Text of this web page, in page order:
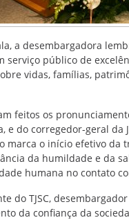
a desembargadora
serviço público de
vidas, famílias,
feitos os
e do corregedor-geral da
marca o início efetivo
da humildade e da
humana no contato
do TJSC,
da confiança da